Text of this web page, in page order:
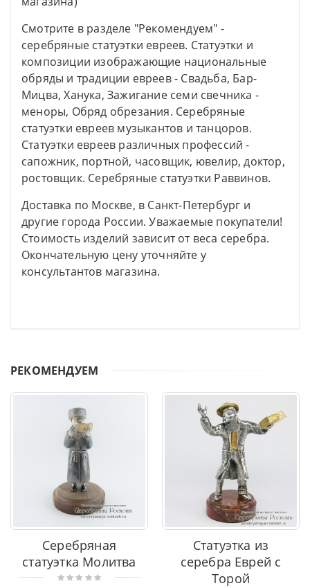
Смотрите в разделе "Рекомендуем" -
серебряные статуэтки евреев. Статуэтки и
композиции изображающие национальные
обряды и традиции евреев - Свадьба, Бар-
Мицва, Ханука, Зажигание семи свечника -
меноры, Обряд обрезания. Серебряные
статуэтки евреев музыкантов и танцоров.
Статуэтки евреев различных профессий -
сапожник, портной, часовщик, ювелир, доктор,
ростовщик. Серебряные статуэтки Раввинов.
Доставка по Москве, в Санкт-Петербург и
другие города России. Уважаемые покупатели!
Стоимость изделий зависит от веса серебра.
Окончательную цену уточняйте у
консультантов магазина.
РЕКОМЕНДУЕМ
Серебряная
статуэтка Молитва
Статуэтка из
серебра Еврей с
Торой